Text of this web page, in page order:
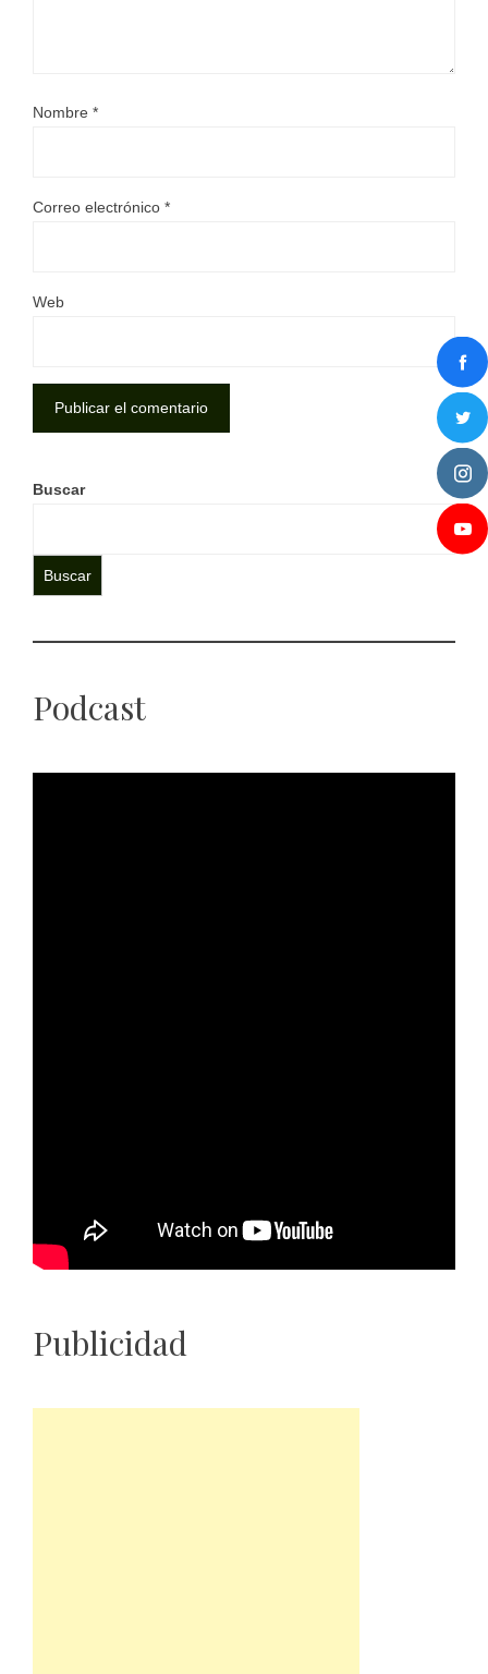
Nombre *
Correo electrónico *
Web
Buscar
Buscar
Podcast
Publicidad